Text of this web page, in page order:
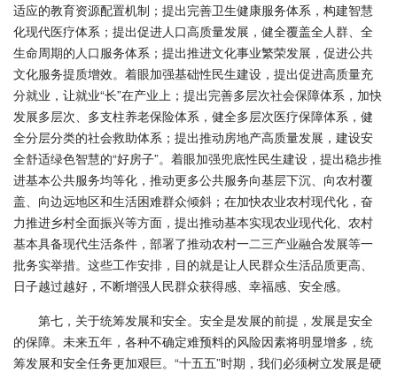
适应的教育资源配置机制；提出完善卫生健康服务体系，构建智慧
化现代医疗体系；提出促进人口高质量发展，健全覆盖全人群、全
生命周期的人口服务体系；提出推进文化事业繁荣发展，促进公共
文化服务提质增效。着眼加强基础性民生建设，提出促进高质量充
分就业，让就业“长”在产业上；提出完善多层次社会保障体系，加快
发展多层次、多支柱养老保险体系，健全多层次医疗保障体系，健
全分层分类的社会救助体系；提出推动房地产高质量发展，建设安
全舒适绿色智慧的“好房子”。着眼加强兜底性民生建设，提出稳步推
进基本公共服务均等化，推动更多公共服务向基层下沉、向农村覆
盖、向边远地区和生活困难群众倾斜；在加快农业农村现代化，奋
力推进乡村全面振兴等方面，提出推动基本实现农业现代化、农村
基本具备现代生活条件，部署了推动农村一二三产业融合发展等一
批务实举措。这些工作安排，目的就是让人民群众生活品质更高、
日子越过越好，不断增强人民群众获得感、幸福感、安全感。
第七，关于统筹发展和安全。安全是发展的前提，发展是安全
的保障。未来五年，各种不确定难预料的风险因素将明显增多，统
筹发展和安全任务更加艰巨。“十五五”时期，我们必须树立发展是硬